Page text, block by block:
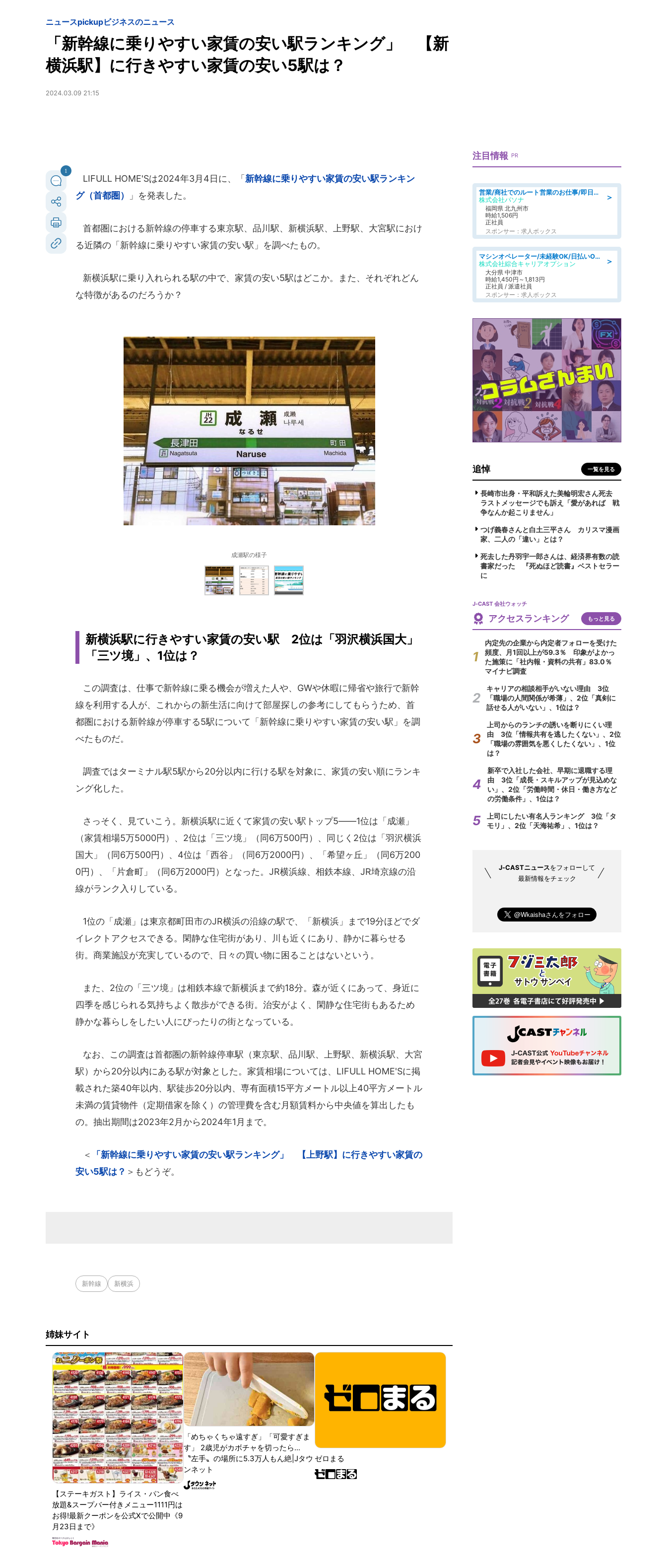
ニュースpickupビジネスのニュース
「新幹線に乗りやすい家賃の安い駅ランキング」 【新
横浜駅】に行きやすい家賃の安い5駅は？
2024.03.09 21:15
1
LIFULL HOME'Sは2024年3月4日に、「 新幹線に乗りやすい家賃の安い駅ランキン
グ（首都圏）
」を発表した。
首都圏における新幹線の停車する東京駅、品川駅、新横浜駅、上野駅、大宮駅におけ
る近隣の「新幹線に乗りやすい家賃の安い駅」を調べたもの。
新横浜駅に乗り入れられる駅の中で、家賃の安い5駅はどこか。また、それぞれどん
な特徴があるのだろうか？
成瀬駅の様子
新横浜駅に行きやすい家賃の安い駅 2位は「羽沢横浜国大」
「三ツ境」、1位は？
この調査は、仕事で新幹線に乗る機会が増えた人や、GWや休暇に帰省や旅行で新幹
線を利用する人が、これからの新生活に向けて部屋探しの参考にしてもらうため、首
都圏における新幹線が停車する5駅について「新幹線に乗りやすい家賃の安い駅」を調
べたものだ。
調査ではターミナル駅5駅から20分以内に行ける駅を対象に、家賃の安い順にランキ
ング化した。
さっそく、見ていこう。新横浜駅に近くて家賃の安い駅トップ5――1位は「成瀬」
（家賃相場5万5000円）、2位は「三ツ境」（同6万500円）、同じく2位は「羽沢横浜
国大」（同6万500円）、4位は「西谷」（同6万2000円）、「希望ヶ丘」（同6万200
0円）、「片倉町」（同6万2000円）となった。JR横浜線、相鉄本線、JR埼京線の沿
線がランク入りしている。
1位の「成瀬」は東京都町田市のJR横浜の沿線の駅で、「新横浜」まで19分ほどでダ
イレクトアクセスできる。閑静な住宅街があり、川も近くにあり、静かに暮らせる
街。商業施設が充実しているので、日々の買い物に困ることはないという。
また、2位の「三ツ境」は相鉄本線で新横浜まで約18分。森が近くにあって、身近に
四季を感じられる気持ちよく散歩ができる街。治安がよく、閑静な住宅街もあるため
静かな暮らしをしたい人にぴったりの街となっている。
なお、この調査は首都圏の新幹線停車駅（東京駅、品川駅、上野駅、新横浜駅、大宮
駅）から20分以内にある駅が対象とした。家賃相場については、LIFULL HOME'Sに掲
載された築40年以内、駅徒歩20分以内、専有面積15平方メートル以上40平方メートル
未満の賃貸物件（定期借家を除く）の管理費を含む月額賃料から中央値を算出したも
の。抽出期間は2023年2月から2024年1月まで。
＜
「新幹線に乗りやすい家賃の安い駅ランキング」 【上野駅】に行きやすい家賃の
安い5駅は？ ＞もどうぞ。
新幹線 新横浜
姉妹サイト
【ステーキガスト】ライス・パン食べ
放題&スープバー付きメニュー1111円は
お得!最新クーポンを公式Xで公開中《9
月23日まで》
「めちゃくちゃ遠すぎ」「可愛すぎま
す」 2歳児がカボチャを切ったら...
〝左手〟の場所に5.3万人もん絶|Jタウ
ンネット
ゼロまる
注目情報 PR
＞
営業/商社でのルート営業のお仕事/即日勤務可/車通勤可/営業
株式会社パソナ
福岡県 北九州市
時給1,506円
正社員
スポンサー：求人ボックス
＞
マシンオペレーター/未経験OK/日払いOK/寮費無料/交替制/20・30・40代活躍中
株式会社綜合キャリアオプション
大分県 中津市
時給1,450円～1,813円
正社員 / 派遣社員
スポンサー：求人ボックス
追悼 一覧を見る
長崎市出身・平和訴えた美輪明宏さん死去
ラストメッセージでも訴え「愛があれば 戦
争なんか起こりません」
つげ義春さんと白土三平さん カリスマ漫画
家、二人の「違い」とは？
死去した丹羽宇一郎さんは、経済界有数の読
書家だった 『死ぬほど読書』ベストセラー
に
J-CAST 会社ウォッチ
アクセスランキング もっと見る
内定先の企業から内定者フォローを受けた
頻度、月1回以上が59.3％ 印象がよかっ
た施策に「社内報・資料の共有」83.0％
マイナビ調査
キャリアの相談相手がいない理由 3位
「職場の人間関係が希薄」、2位「真剣に
話せる人がいない」、1位は？
上司からのランチの誘いを断りにくい理
由 3位「情報共有を逃したくない」、2位
「職場の雰囲気を悪くしたくない」、1位
は？
新卒で入社した会社、早期に退職する理
由 3位「成長・スキルアップが見込めな
い」、2位「労働時間・休日・働き方など
の労働条件」、1位は？
上司にしたい有名人ランキング 3位「タ
モリ」、2位「天海祐希」、1位は？
J-CASTニュースをフォローして
最新情報をチェック